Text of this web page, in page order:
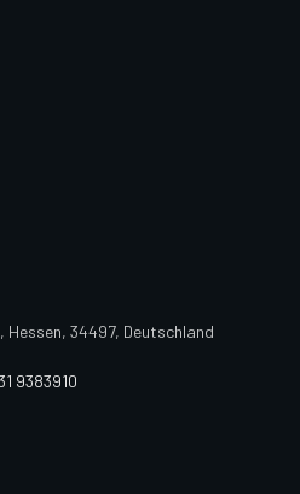
34497, Deutschland
9383910